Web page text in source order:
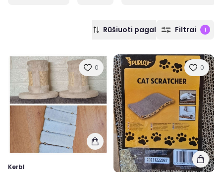
Rūšiuoti pagal Filtrai 1
0
Kerbl
0